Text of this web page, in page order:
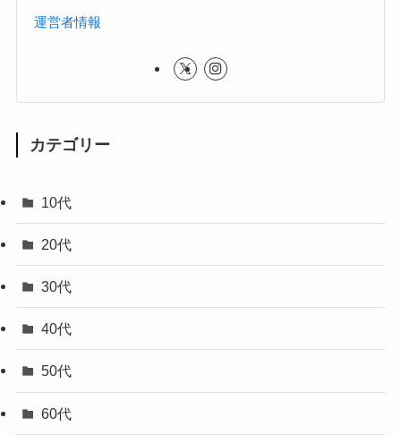
運営者情報
カテゴリー
10代
20代
30代
40代
50代
60代